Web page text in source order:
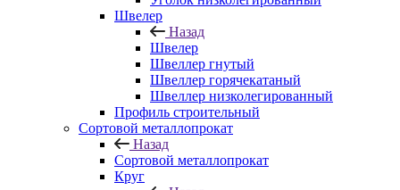
Швелер
Назад
Швелер
Швеллер гнутый
Швеллер горячекатаный
Швеллер низколегированный
Профиль строительный
Сортовой металлопрокат
Назад
Сортовой металлопрокат
Круг